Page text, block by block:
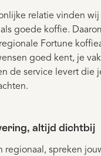
relatie vinden wij
goede koffie.
Fortune
goed kent, je
de service levert die
altijd dichtbij
regionaal, spreken